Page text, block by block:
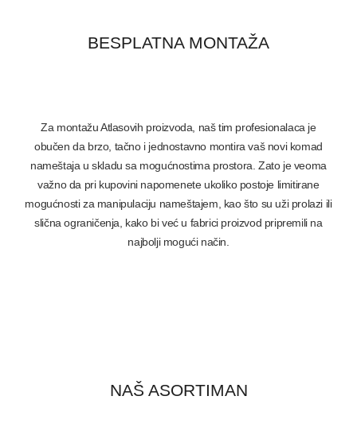
BESPLATNA MONTAŽA
Za montažu Atlasovih proizvoda, naš tim profesionalaca je
obučen da brzo, tačno i jednostavno montira vaš novi komad
nameštaja u skladu sa mogućnostima prostora. Zato je veoma
važno da pri kupovini napomenete ukoliko postoje limitirane
mogućnosti za manipulaciju nameštajem, kao što su uži prolazi ili
slična ograničenja, kako bi već u fabrici proizvod pripremili na
najbolji mogući način.
NAŠ ASORTIMAN